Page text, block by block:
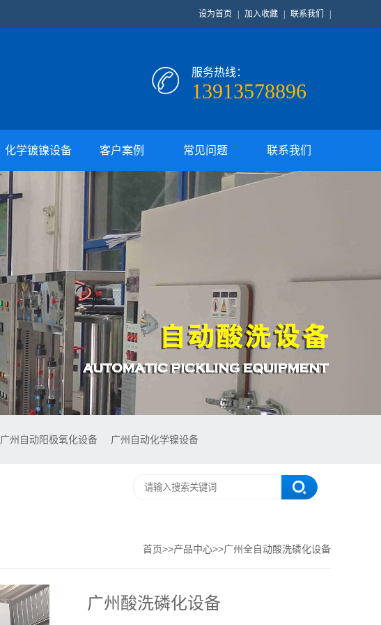
设为首页 加入收藏 联系我们
服务热线：
13913578896
化学镀镍设备 客户案例 常见问题 联系我们
广州自动阳极氧化设备 广州自动化学镍设备
首页>>产品中心>>广州全自动酸洗磷化设备
广州酸洗磷化设备